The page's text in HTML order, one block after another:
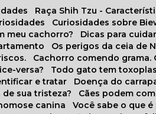
Raça Shih Tzu -
Curiosidades sobre
meu cachorro?
Dicas para
Os perigos da ceia
Cachorro comendo grama.
versa?
Todo gato tem
e tratar
Doença do
de sua tristeza?
Cães podem
canina
Você sabe o que